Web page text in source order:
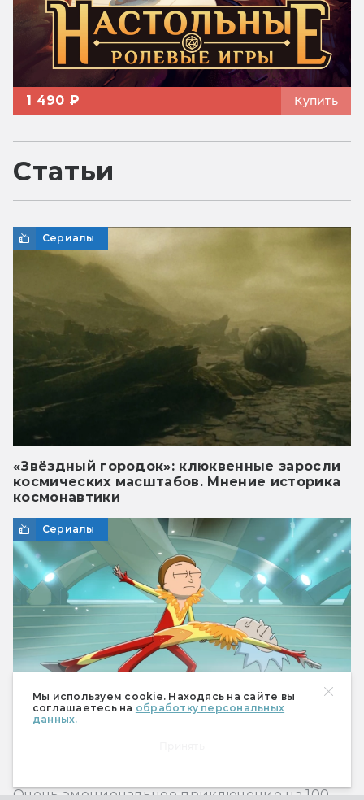
Мы используем cookie. Находясь на сайте вы
соглашаетесь на обработку персональных
данных.
1 490 ₽ Купить
Статьи
Сериалы
«Звёздный городок»: клюквенные заросли
космических масштабов. Мнение историка
космонавтики
Сериалы
Очень эмоциональное приключение на 100